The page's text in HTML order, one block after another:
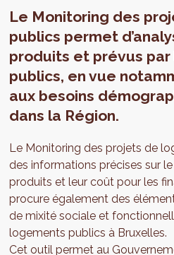
Le Monitoring des
publics permet
produits et prévus
publics, en vue
aux besoins
dans la Région.
Le Monitoring des projets de
des informations précises sur
produits et leur coût pour les
procure également des
de mixité sociale et
logements publics à Bruxelles.
Cet outil permet au